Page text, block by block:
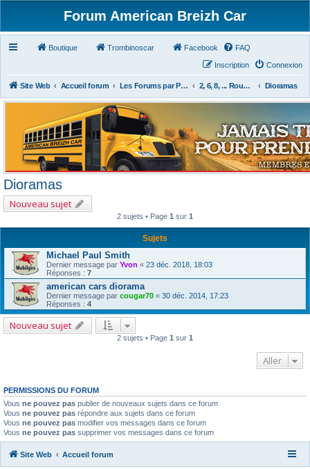
Forum American Breizh Car
Boutique Trombinoscar Facebook FAQ
Connexion
Inscription
Site Web Accueil forum Les Forums par Passion 2, 6, 8, ... Roues & Autres Dioramas
Dioramas
Nouveau sujet
2 sujets • Page 1 sur 1
Sujets
Michael Paul Smith
Dernier message par Yvon « 23 déc. 2018, 18:03
Réponses : 7
american cars diorama
Dernier message par cougar70 « 30 déc. 2014, 17:23
Réponses : 4
Nouveau sujet
2 sujets • Page 1 sur 1
Aller
PERMISSIONS DU FORUM
Vous ne pouvez pas publier de nouveaux sujets dans ce forum
Vous ne pouvez pas répondre aux sujets dans ce forum
Vous ne pouvez pas modifier vos messages dans ce forum
Vous ne pouvez pas supprimer vos messages dans ce forum
Site Web Accueil forum